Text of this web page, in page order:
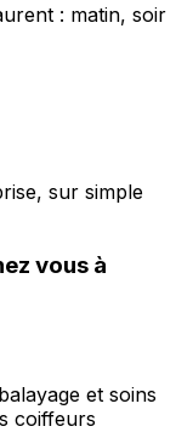
: matin, soir
sur simple
vous à
et soins
coiffeurs